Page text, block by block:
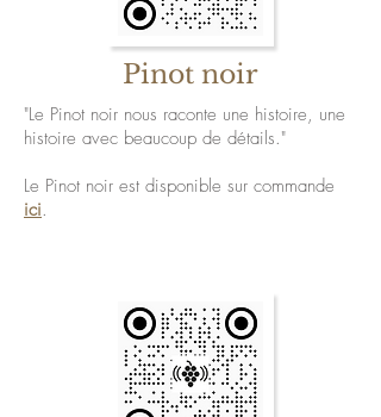
Pinot noir
"Le Pinot noir nous raconte une histoire, une
histoire avec beaucoup de détails."
Le Pinot noir est disponible sur commande
ici.